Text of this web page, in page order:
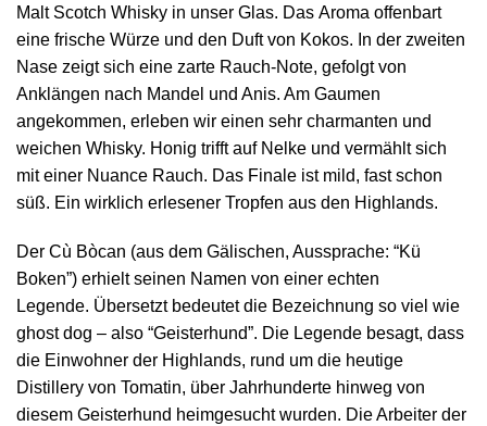
Malt Scotch Whisky in unser Glas. Das Aroma offenbart
eine frische Würze und den Duft von Kokos. In der zweiten
Nase zeigt sich eine zarte Rauch-Note, gefolgt von
Anklängen nach Mandel und Anis. Am Gaumen
angekommen, erleben wir einen sehr charmanten und
weichen Whisky. Honig trifft auf Nelke und vermählt sich
mit einer Nuance Rauch. Das Finale ist mild, fast schon
süß. Ein wirklich erlesener Tropfen aus den Highlands.
Der Cù Bòcan (aus dem Gälischen, Aussprache: “Kü
Boken”) erhielt seinen Namen von einer echten
Legende. Übersetzt bedeutet die Bezeichnung so viel wie
ghost dog – also “Geisterhund”. Die Legende besagt, dass
die Einwohner der Highlands, rund um die heutige
Distillery von Tomatin, über Jahrhunderte hinweg von
diesem Geisterhund heimgesucht wurden. Die Arbeiter der